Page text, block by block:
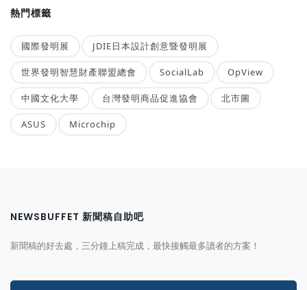
熱門標籤
國際發明展 JDIE日本設計創意暨發明展
世界發明智慧財產聯盟總會 SocialLab OpView
中國文化大學 台灣發明商品促進協會 北市圖
ASUS Microchip
NEWSBUFFET 新聞稿自助吧
新聞稿的好去處，三分鐘上稿完成，最快接觸最多讀者的方案！